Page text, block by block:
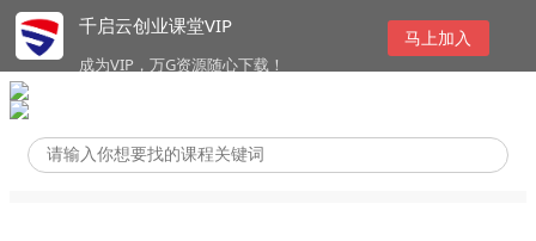
千启云创业课堂VIP
成为VIP，万G资源随心下载！
马上加入